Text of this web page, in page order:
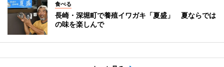
食べる
長崎・深堀町で養殖イワガキ「夏盛」 夏ならでは
の味を楽しんで